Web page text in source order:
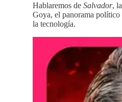
Hablaremos de Salvador,
Goya, el panorama
la tecnología.